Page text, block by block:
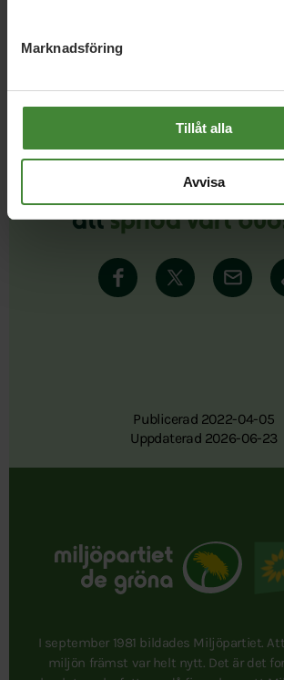
Marknadsföring
Tillåt alla
Avvisa
attsprida vårt
Publicerad 2022-04-05
Uppdaterad 2026-06-23
I september 1981 bildades Miljöpartiet.
miljön främst var helt nytt. Det är det